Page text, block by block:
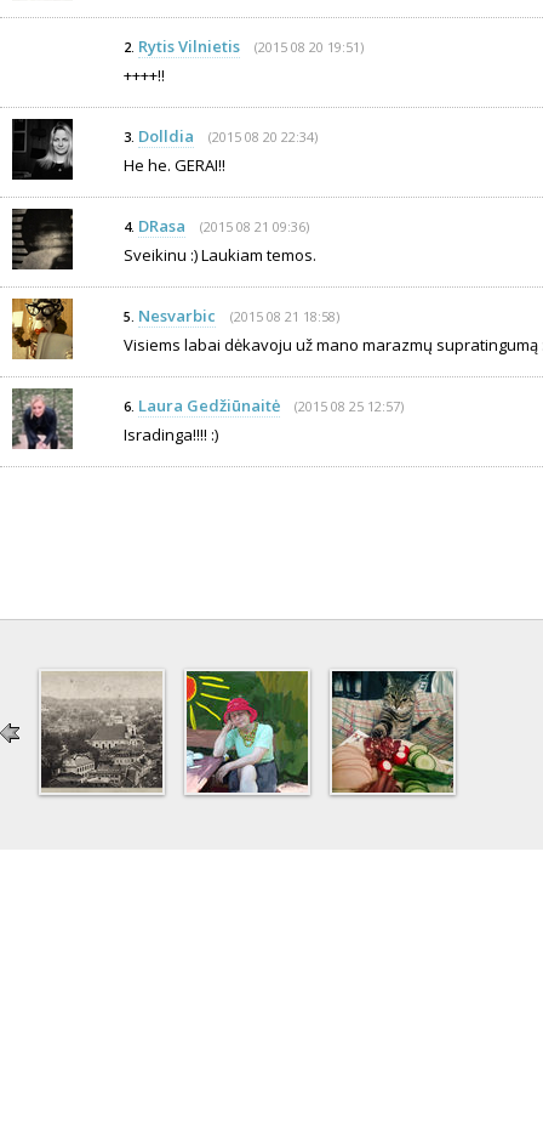
2. Rytis Vilnietis (2015 08 20 19:51)
++++!!
3. Dolldia (2015 08 20 22:34)
He he. GERAI!!
4. DRasa (2015 08 21 09:36)
Sveikinu :) Laukiam temos.
5. Nesvarbic (2015 08 21 18:58)
Visiems labai dėkavoju už mano marazmų supratingumą
6. Laura Gedžiūnaitė (2015 08 25 12:57)
Isradinga!!!! :)